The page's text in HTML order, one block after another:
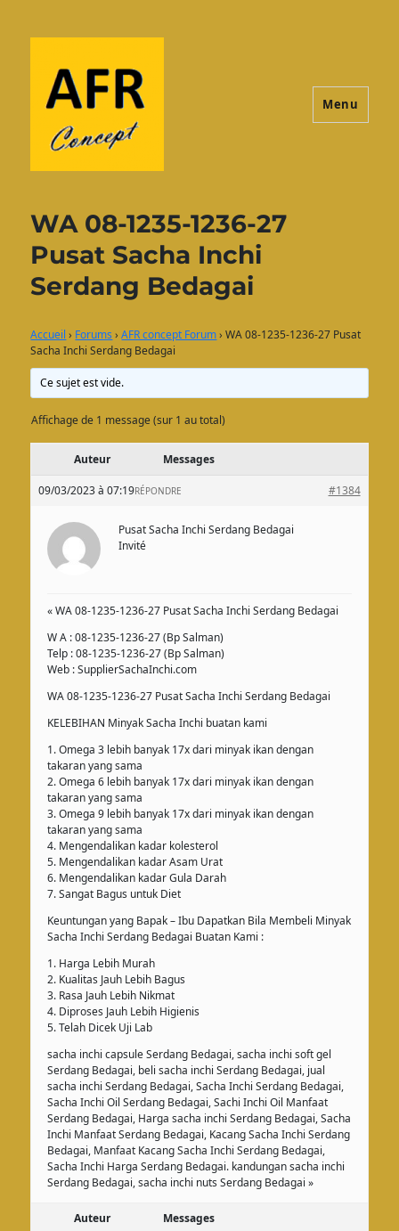
Menu
WA 08-1235-1236-27
Pusat Sacha Inchi
Serdang Bedagai
Accueil › Forums › AFR concept Forum › WA 08-1235-1236-27 Pusat
Sacha Inchi Serdang Bedagai
Ce sujet est vide.
Affichage de 1 message (sur 1 au total)
Auteur Messages
09/03/2023 à 07:19 #1384
RÉPONDRE
Pusat Sacha Inchi Serdang Bedagai
Invité
« WA 08-1235-1236-27 Pusat Sacha Inchi Serdang Bedagai
W A : 08-1235-1236-27 (Bp Salman)
Telp : 08-1235-1236-27 (Bp Salman)
Web : SupplierSachaInchi.com
WA 08-1235-1236-27 Pusat Sacha Inchi Serdang Bedagai
KELEBIHAN Minyak Sacha Inchi buatan kami
1. Omega 3 lebih banyak 17x dari minyak ikan dengan
takaran yang sama
2. Omega 6 lebih banyak 17x dari minyak ikan dengan
takaran yang sama
3. Omega 9 lebih banyak 17x dari minyak ikan dengan
takaran yang sama
4. Mengendalikan kadar kolesterol
5. Mengendalikan kadar Asam Urat
6. Mengendalikan kadar Gula Darah
7. Sangat Bagus untuk Diet
Keuntungan yang Bapak – Ibu Dapatkan Bila Membeli Minyak
Sacha Inchi Serdang Bedagai Buatan Kami :
1. Harga Lebih Murah
2. Kualitas Jauh Lebih Bagus
3. Rasa Jauh Lebih Nikmat
4. Diproses Jauh Lebih Higienis
5. Telah Dicek Uji Lab
sacha inchi capsule Serdang Bedagai, sacha inchi soft gel
Serdang Bedagai, beli sacha inchi Serdang Bedagai, jual
sacha inchi Serdang Bedagai, Sacha Inchi Serdang Bedagai,
Sacha Inchi Oil Serdang Bedagai, Sachi Inchi Oil Manfaat
Serdang Bedagai, Harga sacha inchi Serdang Bedagai, Sacha
Inchi Manfaat Serdang Bedagai, Kacang Sacha Inchi Serdang
Bedagai, Manfaat Kacang Sacha Inchi Serdang Bedagai,
Sacha Inchi Harga Serdang Bedagai. kandungan sacha inchi
Serdang Bedagai, sacha inchi nuts Serdang Bedagai »
Auteur Messages